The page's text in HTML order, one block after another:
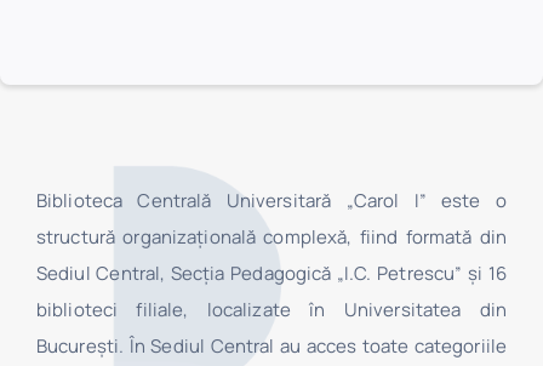
Biblioteca Centrală Universitară „Carol I” este o
structură organizaţională complexă, fiind formată din
Sediul Central, Secţia Pedagogică „I.C. Petrescu” şi 16
biblioteci filiale, localizate în Universitatea din
Bucureşti. În Sediul Central au acces toate categoriile